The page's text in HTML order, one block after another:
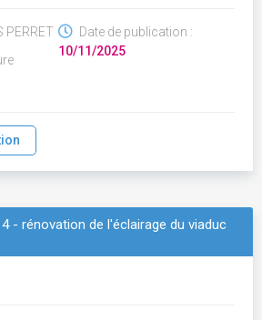
PERRET
Date de publication :
10/11/2025
- rénovation de l'éclairage du viaduc